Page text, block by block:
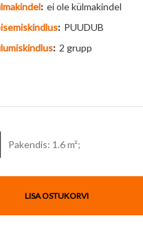
: ei ole külmakindel
: PUUDUB
: 2 grupp
Pakendis: 1.6 m²;
LISA OSTUKORVI